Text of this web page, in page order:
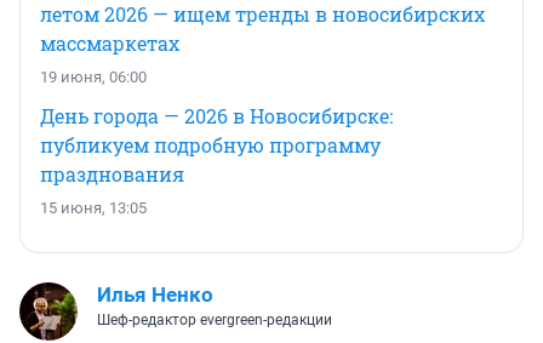
летом 2026 — ищем тренды в новосибирских
массмаркетах
19 июня, 06:00
День города — 2026 в Новосибирске:
публикуем подробную программу
празднования
15 июня, 13:05
Илья Ненко
Шеф-редактор evergreen-редакции